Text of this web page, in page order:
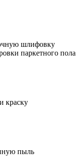
шлифовку
паркетного пола
краску
пыль